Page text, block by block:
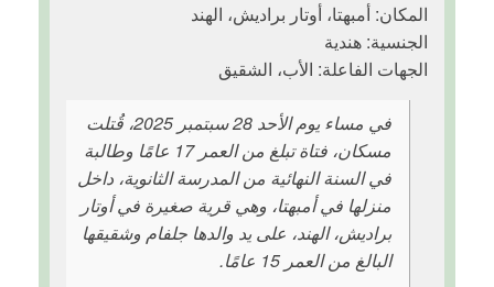
المكان: أمبهتا، أوتار براديش، الهند
الجنسية: هندية
الجهات الفاعلة: الأب، الشقيق
في مساء يوم الأحد 28 سبتمبر 2025، قُتلت
مسكان، فتاة تبلغ من العمر 17 عامًا وطالبة
في السنة النهائية من المدرسة الثانوية، داخل
منزلها في أمبهتا، وهي قرية صغيرة في أوتار
براديش، الهند، على يد والدها جلفام وشقيقها
البالغ من العمر 15 عامًا.